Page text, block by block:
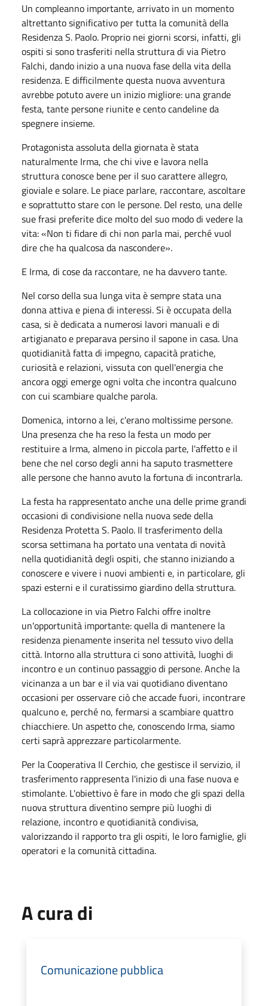
Un compleanno importante, arrivato in un momento
altrettanto significativo per tutta la comunità della
Residenza S. Paolo. Proprio nei giorni scorsi, infatti, gli
ospiti si sono trasferiti nella struttura di via Pietro
Falchi, dando inizio a una nuova fase della vita della
residenza. E difficilmente questa nuova avventura
avrebbe potuto avere un inizio migliore: una grande
festa, tante persone riunite e cento candeline da
spegnere insieme.
Protagonista assoluta della giornata è stata
naturalmente Irma, che chi vive e lavora nella
struttura conosce bene per il suo carattere allegro,
gioviale e solare. Le piace parlare, raccontare, ascoltare
e soprattutto stare con le persone. Del resto, una delle
sue frasi preferite dice molto del suo modo di vedere la
vita: «Non ti fidare di chi non parla mai, perché vuol
dire che ha qualcosa da nascondere».
E Irma, di cose da raccontare, ne ha davvero tante.
Nel corso della sua lunga vita è sempre stata una
donna attiva e piena di interessi. Si è occupata della
casa, si è dedicata a numerosi lavori manuali e di
artigianato e preparava persino il sapone in casa. Una
quotidianità fatta di impegno, capacità pratiche,
curiosità e relazioni, vissuta con quell'energia che
ancora oggi emerge ogni volta che incontra qualcuno
con cui scambiare qualche parola.
Domenica, intorno a lei, c'erano moltissime persone.
Una presenza che ha reso la festa un modo per
restituire a Irma, almeno in piccola parte, l'affetto e il
bene che nel corso degli anni ha saputo trasmettere
alle persone che hanno avuto la fortuna di incontrarla.
La festa ha rappresentato anche una delle prime grandi
occasioni di condivisione nella nuova sede della
Residenza Protetta S. Paolo. Il trasferimento della
scorsa settimana ha portato una ventata di novità
nella quotidianità degli ospiti, che stanno iniziando a
conoscere e vivere i nuovi ambienti e, in particolare, gli
spazi esterni e il curatissimo giardino della struttura.
La collocazione in via Pietro Falchi offre inoltre
un'opportunità importante: quella di mantenere la
residenza pienamente inserita nel tessuto vivo della
città. Intorno alla struttura ci sono attività, luoghi di
incontro e un continuo passaggio di persone. Anche la
vicinanza a un bar e il via vai quotidiano diventano
occasioni per osservare ciò che accade fuori, incontrare
qualcuno e, perché no, fermarsi a scambiare quattro
chiacchiere. Un aspetto che, conoscendo Irma, siamo
certi saprà apprezzare particolarmente.
Per la Cooperativa Il Cerchio, che gestisce il servizio, il
trasferimento rappresenta l'inizio di una fase nuova e
stimolante. L'obiettivo è fare in modo che gli spazi della
nuova struttura diventino sempre più luoghi di
relazione, incontro e quotidianità condivisa,
valorizzando il rapporto tra gli ospiti, le loro famiglie, gli
operatori e la comunità cittadina.
A cura di
Comunicazione pubblica